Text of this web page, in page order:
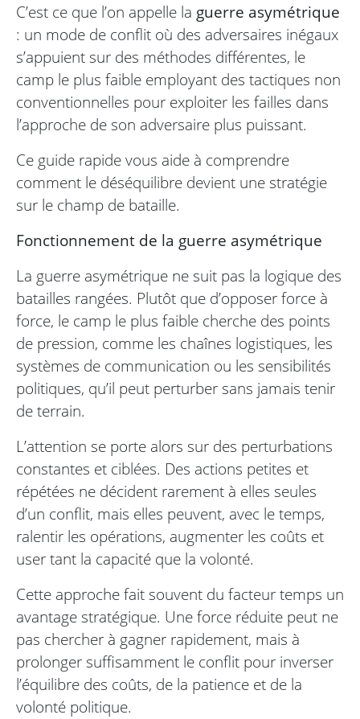
C’est ce que l’on appelle la guerre asymétrique
: un mode de conflit où des adversaires inégaux
s’appuient sur des méthodes différentes, le
camp le plus faible employant des tactiques non
conventionnelles pour exploiter les failles dans
l’approche de son adversaire plus puissant.
Ce guide rapide vous aide à comprendre
comment le déséquilibre devient une stratégie
sur le champ de bataille.
Fonctionnement de la guerre asymétrique
La guerre asymétrique ne suit pas la logique des
batailles rangées. Plutôt que d’opposer force à
force, le camp le plus faible cherche des points
de pression, comme les chaînes logistiques, les
systèmes de communication ou les sensibilités
politiques, qu’il peut perturber sans jamais tenir
de terrain.
L’attention se porte alors sur des perturbations
constantes et ciblées. Des actions petites et
répétées ne décident rarement à elles seules
d’un conflit, mais elles peuvent, avec le temps,
ralentir les opérations, augmenter les coûts et
user tant la capacité que la volonté.
Cette approche fait souvent du facteur temps un
avantage stratégique. Une force réduite peut ne
pas chercher à gagner rapidement, mais à
prolonger suffisamment le conflit pour inverser
l’équilibre des coûts, de la patience et de la
volonté politique.